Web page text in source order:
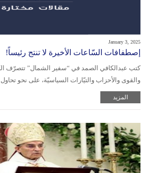
January 3, 2025
إصطفافات السّاعات الأخيرة لا تنتج رئيساً!
كتب عبدالكافي الصمد في “سفير الشمال” تتصرّف
والقوى والأحزاب والتيّارات السياسيّة، على نحو
المزيد